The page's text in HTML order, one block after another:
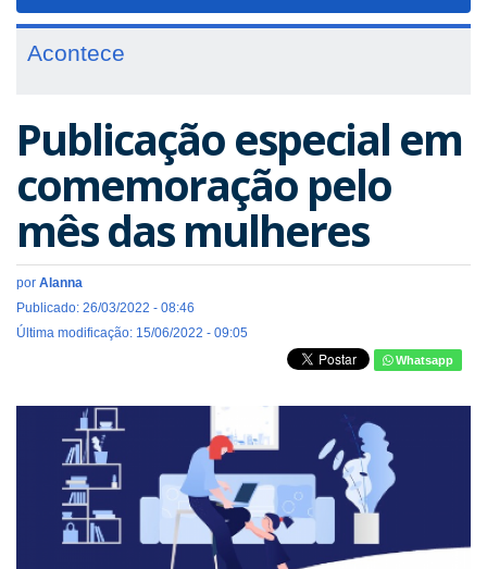
Acontece
Publicação especial em
comemoração pelo
mês das mulheres
por Alanna
Publicado: 26/03/2022 - 08:46
Última modificação: 15/06/2022 - 09:05
Whatsapp